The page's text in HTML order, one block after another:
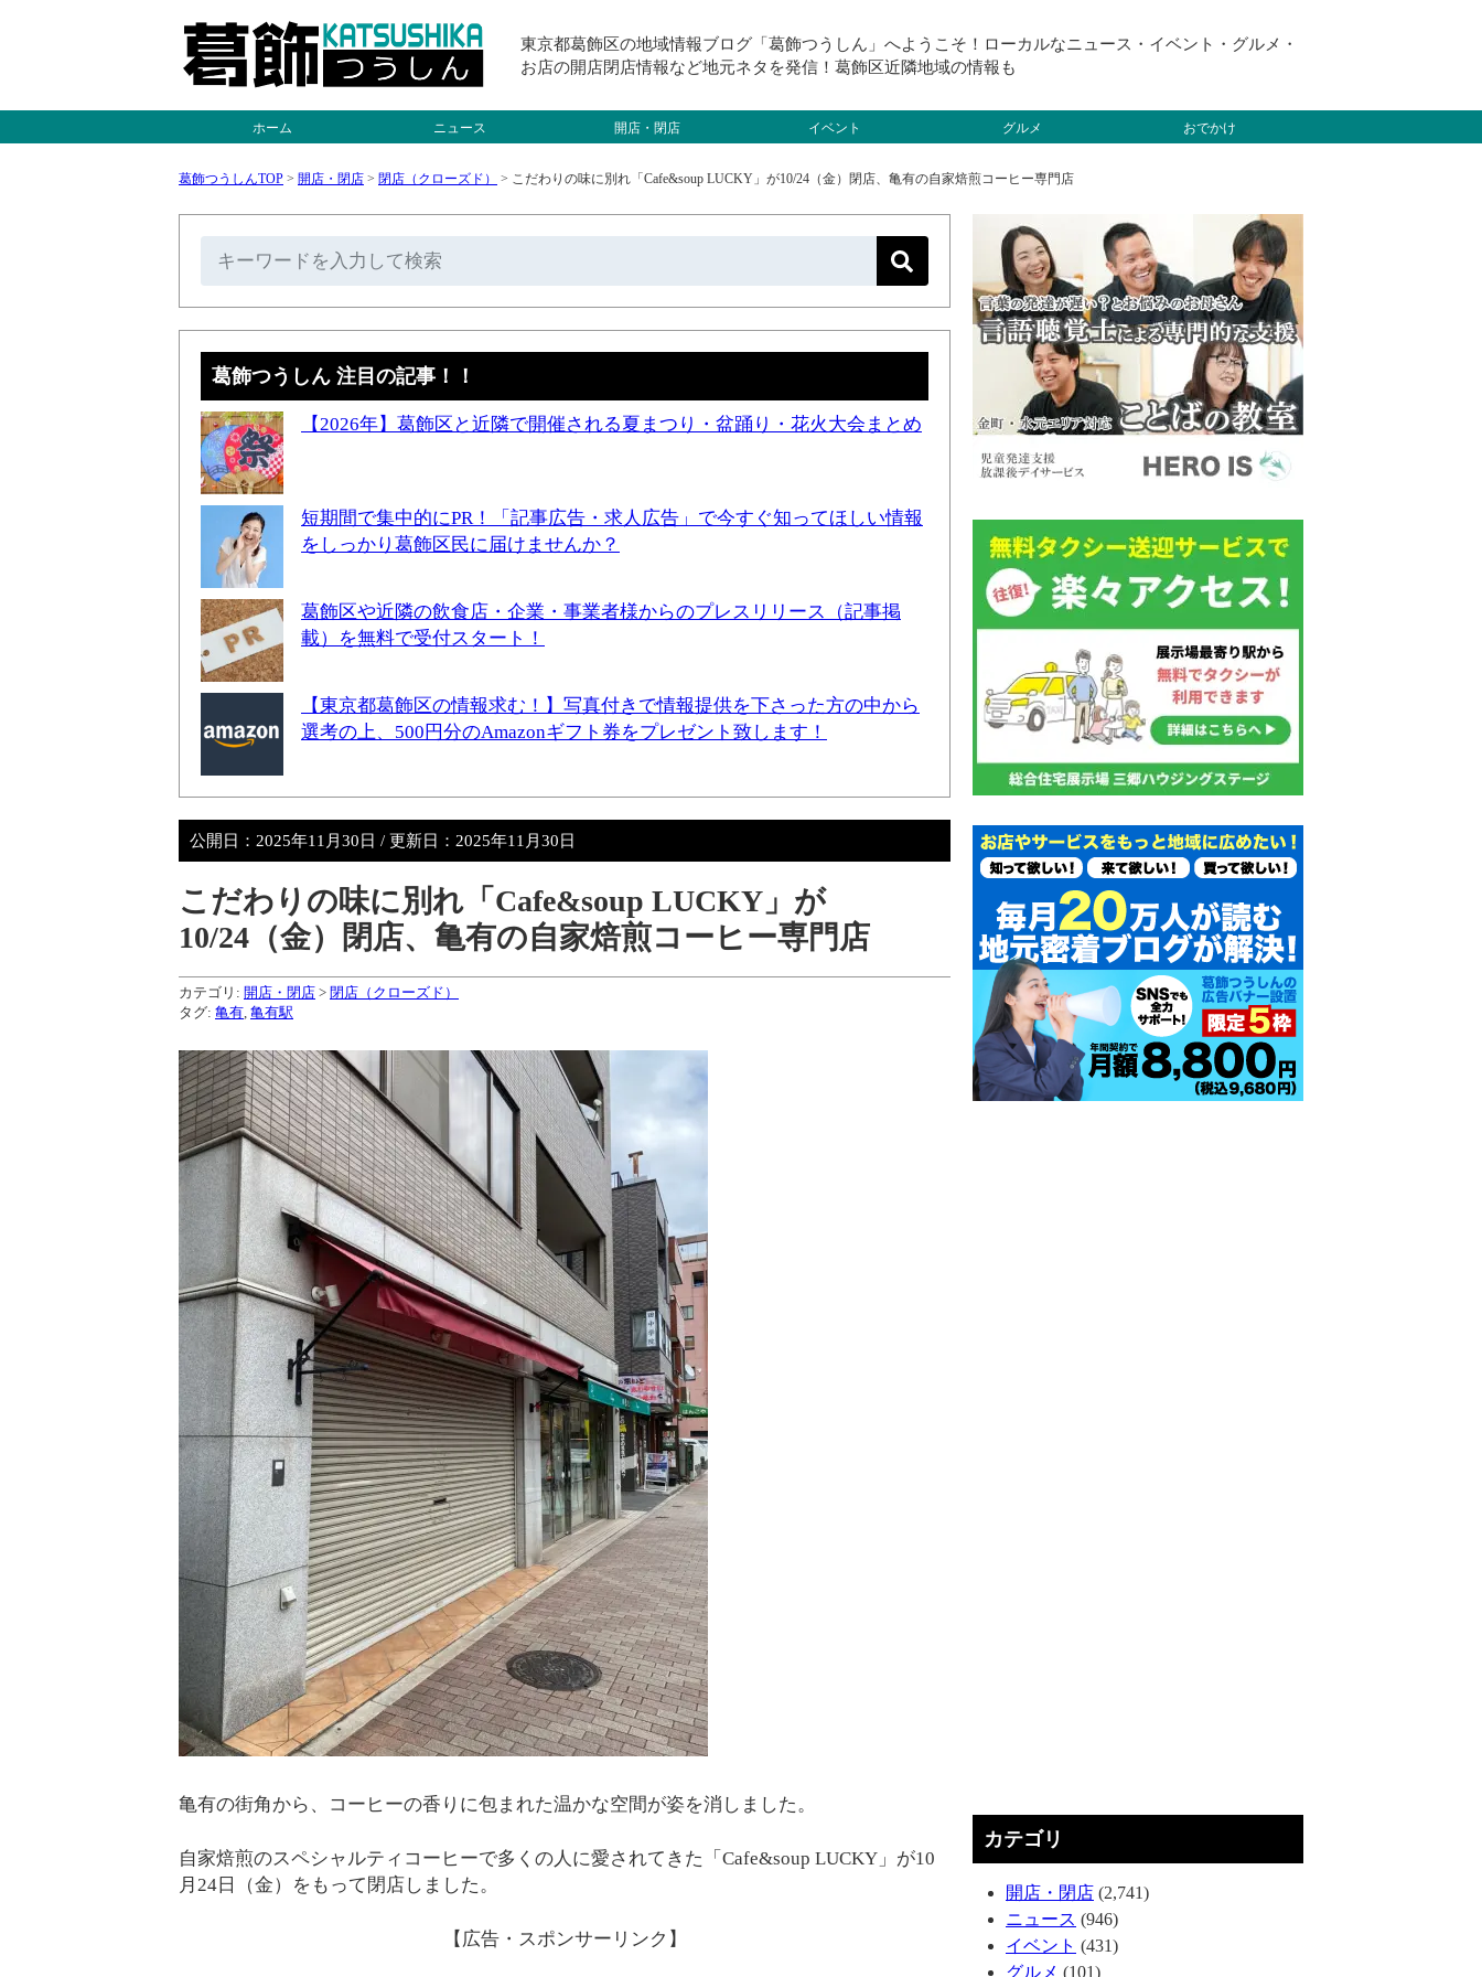
東京都葛飾区の地域情報ブログ「葛飾つうしん」へようこそ！ローカルなニュース・イベント・グルメ・
お店の開店閉店情報など地元ネタを発信！葛飾区近隣地域の情報も
ホーム ニュース 開店・閉店 イベント グルメ おでかけ
葛飾つうしんTOP > 開店・閉店 > 閉店（クローズド） > こだわりの味に別れ「Cafe&soup LUCKY」が10/24（金）閉店、亀有の自家焙煎コーヒー専門店
葛飾つうしん 注目の記事！！
【2026年】葛飾区と近隣で開催される夏まつり・盆踊り・花火大会まとめ
短期間で集中的にPR！「記事広告・求人広告」で今すぐ知ってほしい情報
をしっかり葛飾区民に届けませんか？
葛飾区や近隣の飲食店・企業・事業者様からのプレスリリース（記事掲
載）を無料で受付スタート！
【東京都葛飾区の情報求む！】写真付きで情報提供を下さった方の中から
選考の上、500円分のAmazonギフト券をプレゼント致します！
公開日： 2025年11月30日 / 更新日： 2025年11月30日
こだわりの味に別れ「Cafe&soup LUCKY」が
10/24（金）閉店、亀有の自家焙煎コーヒー専門店
カテゴリ: 開店・閉店 > 閉店（クローズド）
タグ: 亀有 亀有駅
亀有の街角から、コーヒーの香りに包まれた温かな空間が姿を消しました。
自家焙煎のスペシャルティコーヒーで多くの人に愛されてきた「Cafe&soup LUCKY」が10
月24日（金）をもって閉店しました。
【広告・スポンサーリンク】
カテゴリ
開店・閉店 (2,741)
ニュース (946)
イベント (431)
グルメ (101)